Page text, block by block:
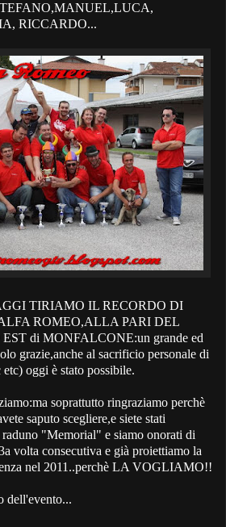
RICCARDO...
TIRIAMO IL RECORDO DI
ROMEO,ALLA PARI DEL
di MONFALCONE:un grande ed
grazie,anche al sacrificio personale di
oggi è stato possibile.
soprattutto ringraziamo perchè
saputo scegliere,e siete stati
"Memorial" e siamo onorati di
volta consecutiva e già proiettiamo la
nel 2011..perchè LA VOGLIAMO!!
dell'evento...